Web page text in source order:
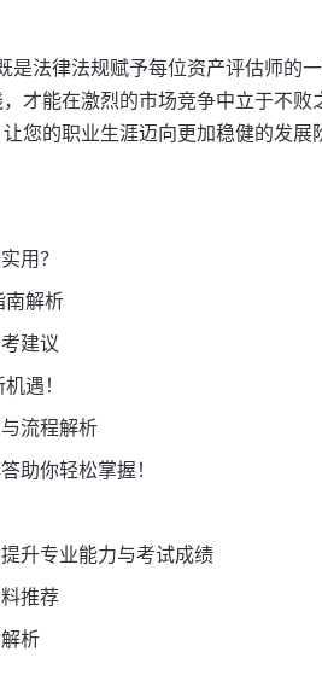
是法律法规赋予每位资产评估师的
才能在激烈的市场竞争中立于不
您的职业生涯迈向更加稳健的发展
用？
南解析
建议
遇！
流程解析
助你轻松掌握！
升专业能力与考试成绩
推荐
析